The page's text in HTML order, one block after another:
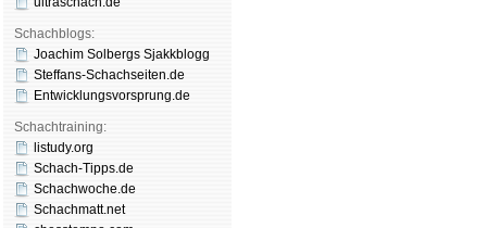
Schachblogs:
Joachim Solbergs Sjakkblogg
Steffans-Schachseiten.de
Entwicklungsvorsprung.de
Schachtraining:
listudy.org
Schach-Tipps.de
Schachwoche.de
Schachmatt.net